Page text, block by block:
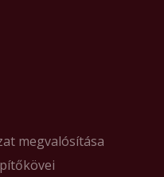
megvalósítása